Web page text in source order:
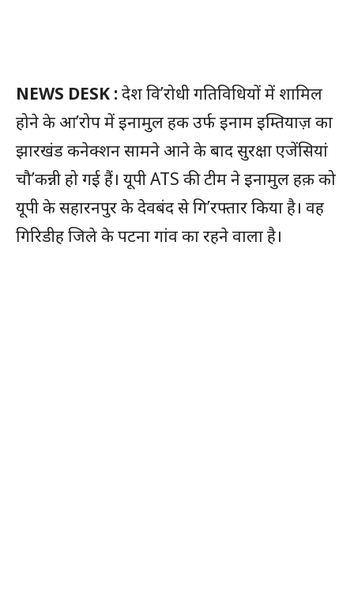
NEWS DESK :देश वि’रोधी गतिविधियों में शामिल
होने के आ’रोप में इनामुल हक उर्फ इनाम इम्तियाज़ का
झारखंड कनेक्शन सामने आने के बाद सुरक्षा एजेंसियां
चौ’कन्नी हो गई हैं। यूपी ATS की टीम ने इनामुल हक़ को
यूपी के सहारनपुर के देवबंद से गि’रफ्तार किया है। वह
गिरिडीह जिले के पटना गांव का रहने वाला है।